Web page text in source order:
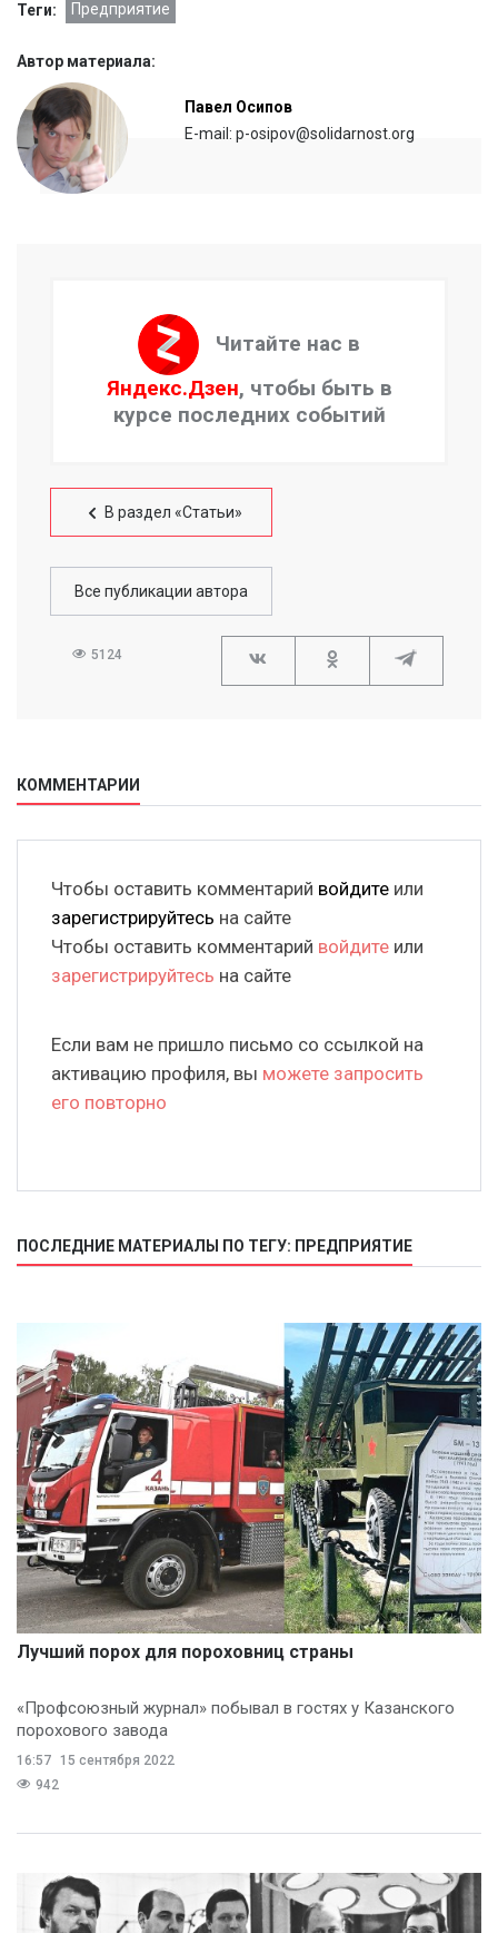
Теги: Предприятие
Автор материала:
Павел Осипов
E-mail: p-osipov@solidarnost.org
Читайте нас в
Яндекс.Дзен, чтобы быть в
курсе последних событий
В раздел «Статьи»
Все публикации автора
5124
КОММЕНТАРИИ
Чтобы оставить комментарий войдите или
зарегистрируйтесь на сайте
Чтобы оставить комментарий войдите или
зарегистрируйтесь на сайте
Если вам не пришло письмо со ссылкой на
активацию профиля, вы можете запросить
его повторно
ПОСЛЕДНИЕ МАТЕРИАЛЫ ПО ТЕГУ: ПРЕДПРИЯТИЕ
Лучший порох для пороховниц страны
«Профсоюзный журнал» побывал в гостях у Казанского
порохового завода
16:57 15 сентября 2022
942